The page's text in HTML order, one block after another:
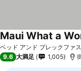
ベッド アンド ブレックファ
料金を表示
9.6 大満足 1,005